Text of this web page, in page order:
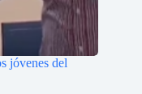
jóvenes del